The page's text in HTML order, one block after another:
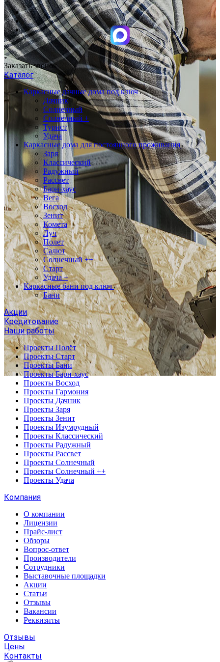
Заказать звонок
Каталог
Каркасные дачные дома под ключ
Дачник
Солнечный
Солнечный +
Турист
Удача
Каркасные дома для постоянного проживания
Заря
Классический
Радужный
Рассвет
Барн-хаус
Вега
Восход
Зенит
Комета
Луч
Полет
Салют
Солнечный ++
Старт
Удача +
Каркасные бани под ключ
Бани
Акции
Кредитование
Наши работы
Проекты Полёт
Проекты Старт
Проекты Бани
Проекты Барн-хаус
Проекты Восход
Проекты Гармония
Проекты Дачник
Проекты Заря
Проекты Зенит
Проекты Изумрудный
Проекты Классический
Проекты Радужный
Проекты Рассвет
Проекты Солнечный
Проекты Солнечный ++
Проекты Удача
Компания
О компании
Лицензии
Прайс-лист
Обзоры
Вопрос-ответ
Производители
Сотрудники
Выставочные площадки
Акции
Статьи
Отзывы
Вакансии
Реквизиты
Отзывы
Цены
Контакты